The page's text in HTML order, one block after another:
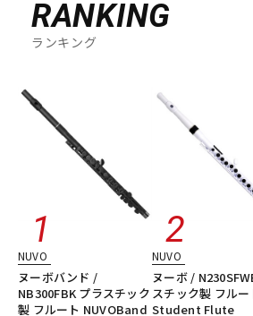
RANKING
ランキング
NUVO
ヌーボバンド /
NB300FBK プラスチック
製 フルート NUVOBand
NUVO
ヌーボ /
スチック製 フルー
Student Flute